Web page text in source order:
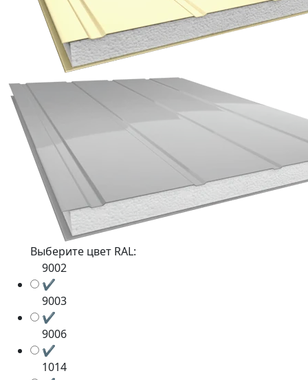
Выберите цвет RAL:
9002
✔
9003
✔
9006
✔
1014